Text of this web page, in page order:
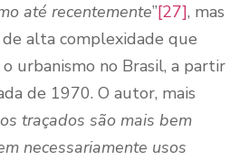
até recentemente”[27], mas
alta complexidade que
o urbanismo no Brasil, a partir
de 1970. O autor, mais
os traçados são mais bem
necessariamente usos